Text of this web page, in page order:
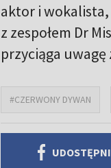
aktor i
z zespołem Dr
przyciąga
#CZERWONY DYWAN